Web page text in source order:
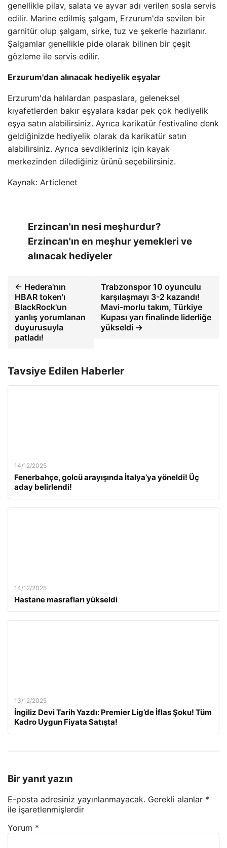
genellikle pilav, salata ve ayvar adı verilen sosla servis
edilir. Marine edilmiş şalgam, Erzurum'da sevilen bir
garnitür olup şalgam, sirke, tuz ve şekerle hazırlanır.
Şalgamlar genellikle pide olarak bilinen bir çeşit
gözleme ile servis edilir.
Erzurum'dan alınacak hediyelik eşyalar
Erzurum'da halılardan paspaslara, geleneksel
kıyafetlerden bakır eşyalara kadar pek çok hediyelik
eşya satın alabilirsiniz. Ayrıca karikatür festivaline denk
geldiğinizde hediyelik olarak da karikatür satın
alabilirsiniz. Ayrıca sevdikleriniz için kayak
merkezinden dilediğiniz ürünü seçebilirsiniz.
Kaynak: Articlenet
Erzincan'ın nesi meşhurdur?
Erzincan'ın en meşhur yemekleri ve
alınacak hediyeler
← Hedera'nın
HBAR token'ı
BlackRock'un
yanlış yorumlanan
duyurusuyla
patladı!
Trabzonspor 10 oyunculu
karşılaşmayı 3-2 kazandı!
Mavi-morlu takım, Türkiye
Kupası yarı finalinde liderliğe
yükseldi →
Tavsiye Edilen Haberler
14/12/2025
Fenerbahçe, golcü arayışında İtalya’ya yöneldi! Üç
aday belirlendi!
14/12/2025
Hastane masrafları yükseldi
13/12/2025
İngiliz Devi Tarih Yazdı: Premier Lig’de İflas Şoku! Tüm
Kadro Uygun Fiyata Satışta!
Bir yanıt yazın
E-posta adresiniz yayınlanmayacak. Gerekli alanlar *
ile işaretlenmişlerdir
Yorum *